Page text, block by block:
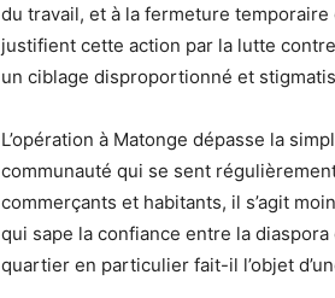
du travail, et à la fermeture
justifient cette action par la lutte
un ciblage disproportionné et
L’opération à Matonge dépasse la
communauté qui se sent
commerçants et habitants, il s’agit
qui sape la confiance entre la
quartier en particulier fait-il l’objet